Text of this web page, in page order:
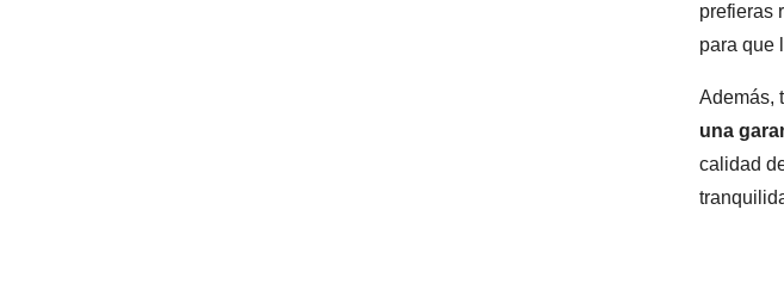
prefieras
para que
Además,
una
calidad